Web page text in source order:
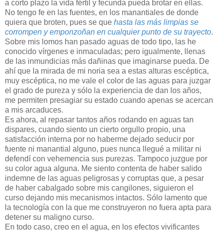
a corto plazo la vida fértil y fecunda pueda brotar en ellas.
No tengo fe en las fuentes, en los manantiales de donde
quiera que broten, pues se que hasta las más limpias se
corrompen y emponzoñan en cualquier punto de su trayecto.
Sobre mis lomos han pasado aguas de todo tipo, las he
conocido vírgenes e inmaculadas; pero igualmente, llenas
de las inmundicias más dañinas que imaginarse pueda. De
ahí que la mirada de mi noria sea a estas alturas escéptica,
muy escéptica, no me vale el color de las aguas para juzgar
el grado de pureza y sólo la experiencia de dan los años,
me permiten presagiar su estado cuando apenas se acercan
a mis arcaduces.
Es ahora, al repasar tantos años rodando en aguas tan
dispares, cuando siento un cierto orgullo propio, una
satisfacción interna por no haberme dejado seducir por
fuente ni manantial alguno, pues nunca llegué a militar ni
defendí con vehemencia sus purezas. Tampoco juzgue por
su color agua alguna. Me siento contenta de haber salido
indemne de las aguas peligrosas y corruptas que, a pesar
de haber cabalgado sobre mis cangilones, siguieron el
curso dejando mis mecanismos intactos. Sólo lamento que
la tecnología con la que me construyeron no fuera apta para
detener su maligno curso.
En todo caso, creo en el agua, en los efectos vivificantes